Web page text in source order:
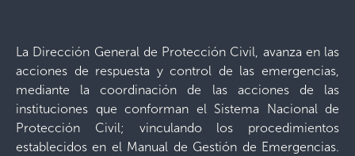
La Dirección General de Protección Civil, avanza en las
acciones de respuesta y control de las emergencias,
mediante la coordinación de las acciones de las
instituciones que conforman el Sistema Nacional de
Protección Civil; vinculando los procedimientos
establecidos en el Manual de Gestión de Emergencias.